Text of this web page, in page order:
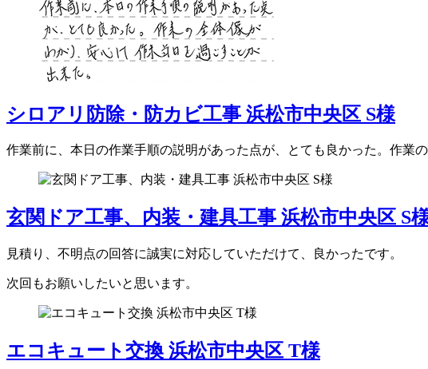
シロアリ防除・防カビ工事 浜松市中央区 S様
作業前に、本日の作業手順の説明があった点が、とても良かった。作業
玄関ドア工事、内装・建具工事 浜松市中央区 S
見積り、不明点の回答に誠実に対応していただけて、良かったです。
次回もお願いしたいと思います。
エコキュート交換 浜松市中央区 T様